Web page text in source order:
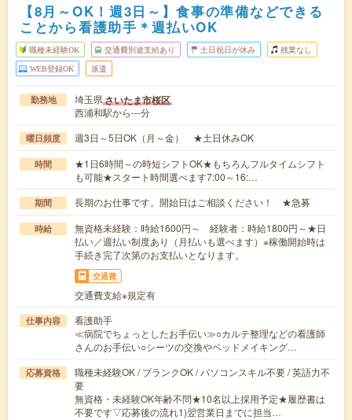
【8月～OK！週3日～】食事の準備などできる
ことから看護助手＊週払いOK
職種未経験OK 交通費別途支給あり 土日祝日が休み 残業なし
WEB登録OK 派遣
勤務地 埼玉県さいたま市桜区
西浦和駅から---分
曜日頻度 週3日～5日OK（月～金） ★土日休みOK
時間
★1日6時間～の時短シフトOK★もちろんフルタイムシフト
も可能★スタート時間選べます7:00～16:…
期間 長期のお仕事です。開始日はご相談ください！ ★急募
時給
無資格未経験：時給1600円～ 経験者：時給1800円～★日
払い／週払い制度あり（月払いも選べます）※稼働開始時は
手続き完了次第のお支払いとなります。
交通費
交通費支給※規定有
仕事内容
看護助手
≪病院でちょっとしたお手伝い≫○カルテ整理などの看護師
さんのお手伝い○シーツの交換やベッドメイキング…
応募資格
職種未経験OK / ブランクOK / パソコンスキル不要 / 英語力不
要
無資格・未経験OK年齢不問★10名以上採用予定★履歴書は
不要です▽応募後の流れ1)翌営業日までに担当…